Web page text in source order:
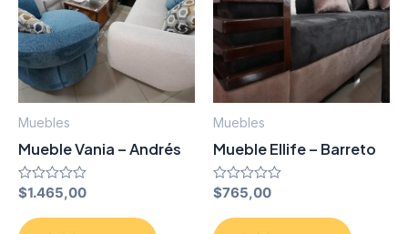
Muebles
Mueble Vania – Andrés
Rated
out
of
$1.465,00
Muebles
Mueble Ellife – Barreto
Rated
out
of
$765,00